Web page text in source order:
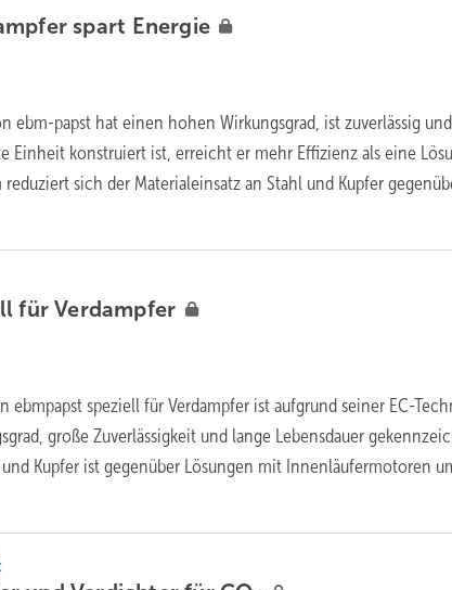
spart Energie
ebm-papst hat einen hohen Wirkungsgrad, ist zuverlässig und
Einheit konstruiert ist, erreicht er mehr Effizienz als eine
sich der Materialeinsatz an Stahl und Kupfer
fürVerdampfer
ebmpapst speziell für Verdampfer ist aufgrund seiner EC-
große Zuverlässigkeit und lange Lebensdauer
Kupfer ist gegenüber Lösungen mit Innenläufermotoren